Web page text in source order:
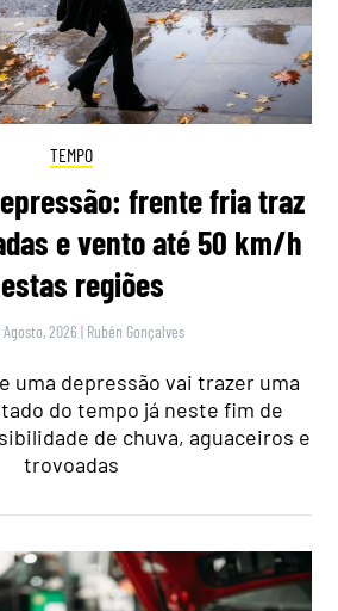
TEMPO
frente fria traz
e vento até 50 km/h
regiões
2026 | Rubén Gonçalves
uma depressão vai trazer uma
do tempo já neste fim de
de chuva, aguaceiros e
trovoadas